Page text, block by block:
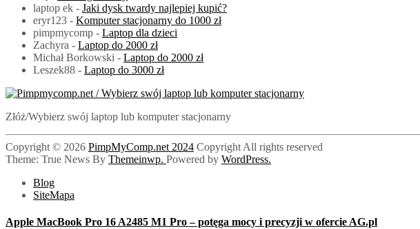
laptop ek - Jaki dysk twardy najlepiej kupić?
eryr123 - Komputer stacjonarny do 1000 zł
pimpmycomp - Laptop dla dzieci
Zachyra - Laptop do 2000 zł
Michał Borkowski - Laptop do 2000 zł
Leszek88 - Laptop do 3000 zł
Złóż/Wybierz swój laptop lub komputer stacjonarny
Copyright © 2026 PimpMyComp.net 2024 Copyright All rights reserved
Theme: True News By Themeinwp. Powered by WordPress.
Blog
SiteMapa
Apple MacBook Pro 16 A2485 M1 Pro – potęga mocy i precyzji w ofercie AG.pl